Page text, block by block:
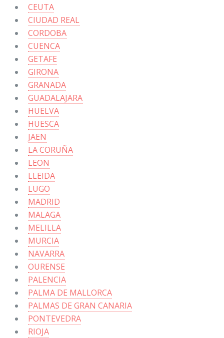
CEUTA
CIUDAD REAL
CORDOBA
CUENCA
GETAFE
GIRONA
GRANADA
GUADALAJARA
HUELVA
HUESCA
JAEN
LA CORUÑA
LEON
LLEIDA
LUGO
MADRID
MALAGA
MELILLA
MURCIA
NAVARRA
OURENSE
PALENCIA
PALMA DE MALLORCA
PALMAS DE GRAN CANARIA
PONTEVEDRA
RIOJA